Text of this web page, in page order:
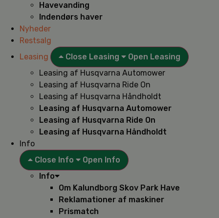
Havevanding
Indendørs haver
Nyheder
Restsalg
Leasing
Close Leasing
Open Leasing
Leasing af Husqvarna Automower
Leasing af Husqvarna Ride On
Leasing af Husqvarna Håndholdt
Leasing af Husqvarna Automower
Leasing af Husqvarna Ride On
Leasing af Husqvarna Håndholdt
Info
Close Info
Open Info
Info
Om Kalundborg Skov Park Have
Reklamationer af maskiner
Prismatch